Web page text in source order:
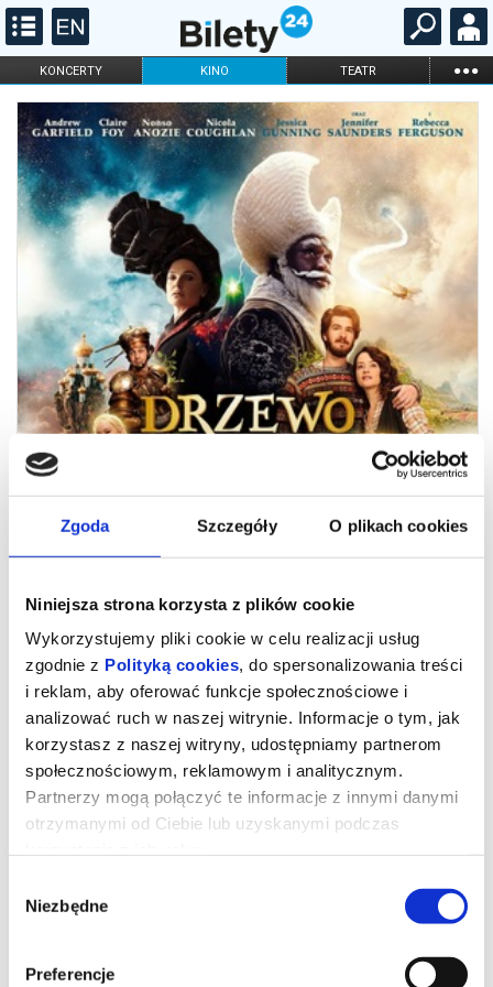
Zgoda Szczegóły O plikach cookies
Niniejsza strona korzysta z plików cookie
Wykorzystujemy pliki cookie w celu realizacji usług
zgodnie z Polityką cookies, do spersonalizowania treści
i reklam, aby oferować funkcje społecznościowe i
analizować ruch w naszej witrynie. Informacje o tym, jak
korzystasz z naszej witryny, udostępniamy partnerom
społecznościowym, reklamowym i analitycznym.
Partnerzy mogą połączyć te informacje z innymi danymi
otrzymanymi od Ciebie lub uzyskanymi podczas
zgody
Niezbędne
Preferencje
KONCERTY KINO TEATR ...
FILHARMONIA OPERA I BALET
STAND-UP
DLA DZIECI
ONLINE KARNETY
Drzewo magii
Od 5 lat
1h 50'
Spektakularna i pełna ciepła ekranizacja na podstawie uwielbianej
dziełem Simon Farnaby’ego, współscenarzysty hitów "Paddington
2" i „Wonka". Polly i Tim wraz z trójką dzieci to współczesna